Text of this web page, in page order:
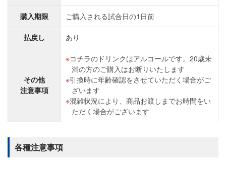
購入期限 ご購入される試合日の1日前
払戻し あり
その他
注意事項
コチラのドリンクはアルコールです。20歳未
満の方のご購入はお断りいたします
引換時に年齢確認をさせていただく場合がご
ざいます
混雑状況により、商品お渡しまでお時間をい
ただく場合がございます
各種注意事項